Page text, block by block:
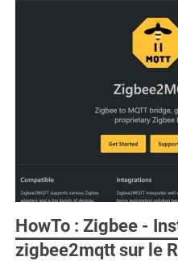
HowTo : Zigbee -
zigbee2mqtt sur le